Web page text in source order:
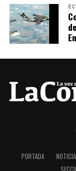
PORTADA